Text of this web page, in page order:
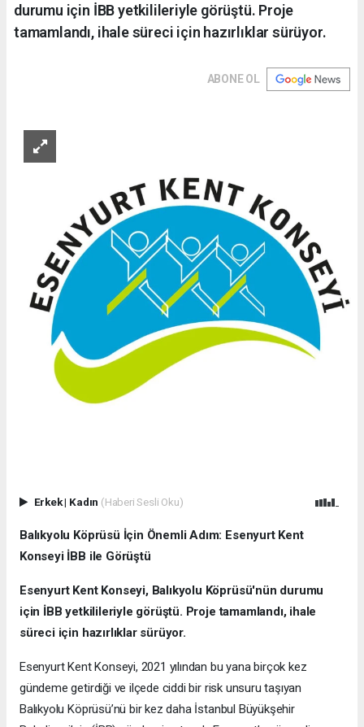
durumu için İBB yetkilileriyle görüştü. Proje
tamamlandı, ihale süreci için hazırlıklar sürüyor.
ABONE OL
Erkek| Kadın (Haberi Sesli Oku)
Balıkyolu Köprüsü İçin Önemli Adım: Esenyurt Kent
Konseyi İBB ile Görüştü
Esenyurt Kent Konseyi, Balıkyolu Köprüsü'nün durumu
için İBB yetkilileriyle görüştü. Proje tamamlandı, ihale
süreci için hazırlıklar sürüyor.
Esenyurt Kent Konseyi, 2021 yılından bu yana birçok kez
gündeme getirdiği ve ilçede ciddi bir risk unsuru taşıyan
Balıkyolu Köprüsü’nü bir kez daha İstanbul Büyükşehir